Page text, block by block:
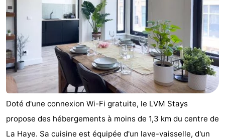
Doté d'une connexion Wi-Fi gratuite, le LVM Stays
propose des hébergements à moins de 1,3 km du centre de
La Haye. Sa cuisine est équipée d'un lave-vaisselle, d'un